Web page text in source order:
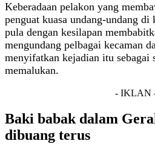
Keberadaan pelakon yang
penguat kuasa undang-undang
pula dengan kesilapan
mengundang pelbagai kecaman
menyifatkan kejadian itu sebagai
memalukan.
- IKLAN
Baki babak dalam
dibuang terus